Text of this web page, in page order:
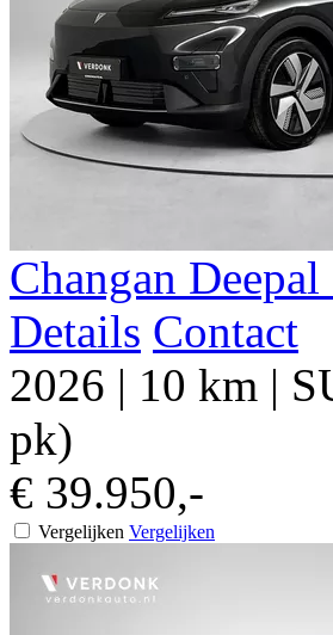
Changan
Details Contact
2026 | 10 km |
pk)
€ 39.950,-
Vergelijken Vergelijken